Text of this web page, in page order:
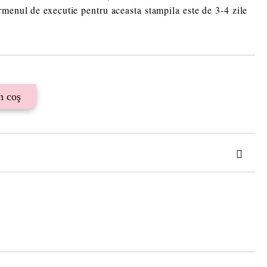
de executie pentru aceasta stampila este de 3-4 zile
stabilirea eventualelor detalii